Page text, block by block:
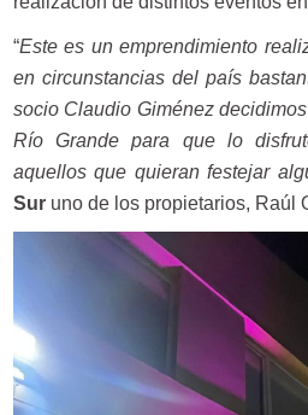
“Este es un emprendimiento
en circunstancias del país
socio Claudio Giménez
Río Grande para que lo
aquellos que quieran festejar
Suruno de los propietarios, Raúl